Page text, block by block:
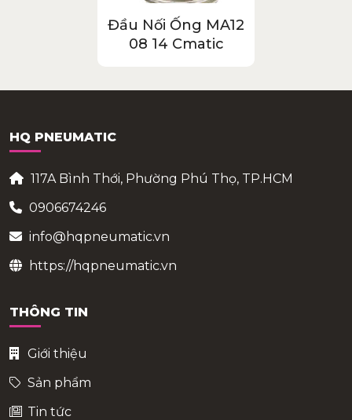
Đầu Nối Ống MA12
08 14 Cmatic
HQ PNEUMATIC
117A Bình Thới, Phường Phú Thọ, TP.HCM
0906674246
info@hqpneumatic.vn
https://hqpneumatic.vn
THÔNG TIN
Giới thiệu
Sản phẩm
Tin tức